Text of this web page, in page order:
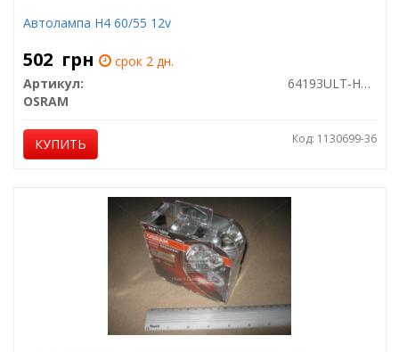
Автолампа H4 60/55 12v
502 грн
срок 2 дн.
Артикул:
64193ULT-HCB
OSRAM
КУПИТЬ Код: 1130699-36